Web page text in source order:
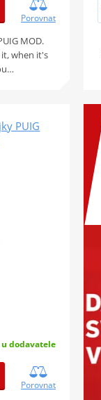
Porovnat
MOD.
it, when it's
PUIG
dodavatele
Porovnat